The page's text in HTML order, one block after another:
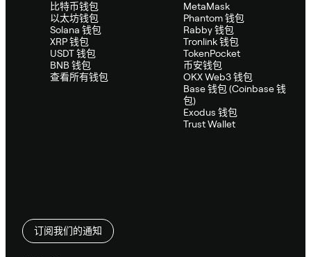
比特币钱包
以太坊钱包
Solana 钱包
XRP 钱包
USDT 钱包
BNB 钱包
查看所有钱包
MetaMask
Phantom 钱包
Rabby 钱包
Tronlink 钱包
TokenPocket
币安钱包
OKX Web3 钱包
Base 钱包 (Coinbase 钱
包)
Exodus 钱包
Trust Wallet
订阅我们的通知